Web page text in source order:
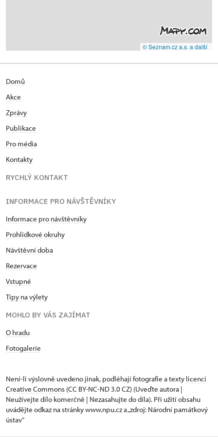
© Seznam.cz a.s. a další
Domů
Akce
Zprávy
Publikace
Pro média
Kontakty
RYCHLÝ KONTAKT
INFORMACE PRO NÁVŠTĚVNÍKY
Informace pro návštěvníky
Prohlídkové okruhy
Návštěvní doba
Rezervace
Vstupné
Tipy na výlety
MOHLO BY VÁS ZAJÍMAT
O hradu
Fotogalerie
Není-li výslovně uvedeno jinak, podléhají fotografie a texty licenci
Creative Commons (CC BY-NC-ND 3.0 CZ) (Uveďte autora |
Neužívejte dílo komerčně | Nezasahujte do díla). Při užití obsahu
uvádějte odkaz na stránky www.npu.cz a „zdroj: Národní památkový
ústav“